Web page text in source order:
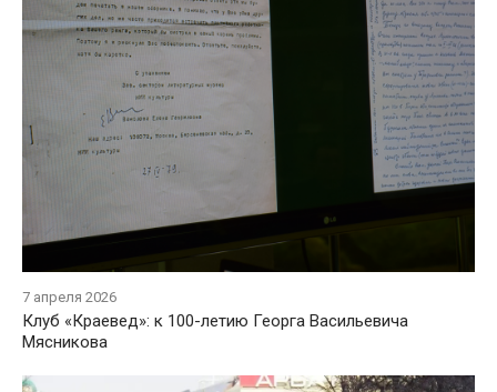
7 апреля 2026
Клуб «Краевед»: к 100-летию Георга Васильевича
Мясникова